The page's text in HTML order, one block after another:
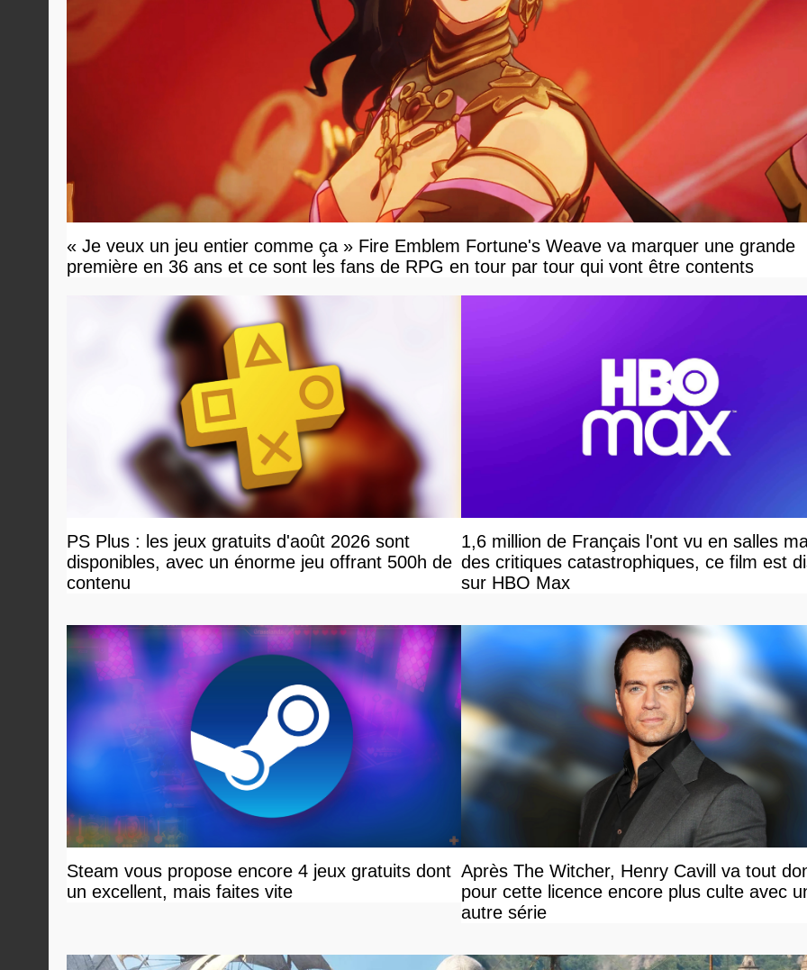
« Je veux un jeu entier comme ça » Fire Emblem Fortune's Weave va marquer une grande
première en 36 ans et ce sont les fans de RPG en tour par tour qui vont être contents
PS Plus : les jeux gratuits d'août 2026 sont
disponibles, avec un énorme jeu offrant 500h de
contenu
1,6 million de Français l'ont vu en salles
des critiques catastrophiques, ce film est
sur HBO Max
Steam vous propose encore 4 jeux gratuits dont
un excellent, mais faites vite
Après The Witcher, Henry Cavill va tout
pour cette licence encore plus culte avec
autre série